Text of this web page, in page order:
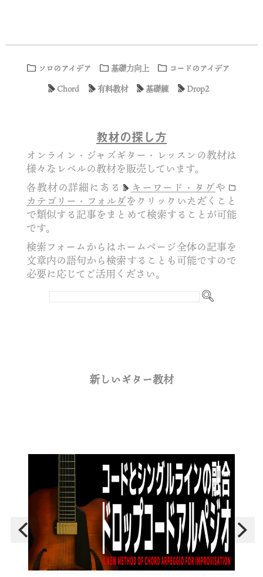
ソロのアイデア 基礎力向上
コードのアイデア
Chord
有料教材 基礎練 Drop2
教材の探し方
オンライン・ジャズギター・レッスンの教材は
様々なレベルの教材を販売しています。
各教材の詳細にある
キーワード・タグや
カテゴリー・フォルダをクリックいただくこと
で類似する記事をまとめて検索することが可能
です。
検索フォームからはホームページ全体の記事を
文章内の語句から検索することも可能ですので
必要に応じてご活用ください。
新しいギター教材